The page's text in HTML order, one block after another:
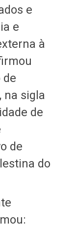
e
e
à
na sigla
de
de
do